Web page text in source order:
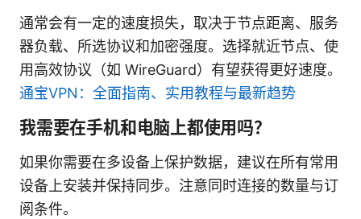
通常会有一定的速度损失，取决于节点距离、服务
器负载、所选协议和加密强度。选择就近节点、使
用高效协议（如 WireGuard）有望获得更好速度。
通宝VPN：全面指南、实用教程与最新趋势
我需要在手机和电脑上都使用吗？
如果你需要在多设备上保护数据，建议在所有常用
设备上安装并保持同步。注意同时连接的数量与订
阅条件。